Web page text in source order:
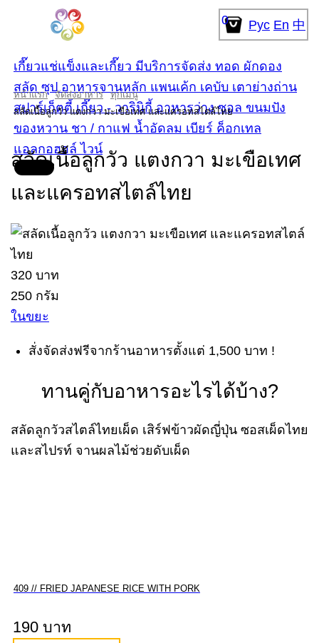
0 Рус En 中
เกี๊ยวแช่แข็งและเกี๊ยว มีบริการจัดส่ง ทอด ผักดอง
สลัด ซุปอาหารจานหลัก แพนเค้ก เคบับ เตาย่างถ่าน
สปาร์เก็ตตี้เกี๊ยว - วารินิกี้อาหารว่างซอล ขนมปัง
ของหวาน ชา / กาแฟ น้ำอัดลม เบียร์ ค็อกเทล
แอลกอฮอล์ ไวน์
หน้าแรก จัดส่งอาหาร
ทุกเมนู
สลัดเนื้อลูกวัว แตงกวา มะเขือเทศ และแครอทสไตล์ไทย
สลัดเนื้อลูกวัว แตงกวา มะเขือเทศ
และแครอทสไตล์ไทย
320 บาท
250 กรัม
ในขยะ
สั่งจัดส่งฟรีจากร้านอาหารตั้งแต่ 1,500 บาท !
ทานคู่กับอาหารอะไรได้บ้าง?
สลัดลูกวัวสไตล์ไทยเผ็ด เสิร์ฟข้าวผัดญี่ปุ่น ซอสเผ็ดไทย
และสไปรท์ จานผลไม้ช่วยดับเผ็ด
409 // FRIED JAPANESE RICE WITH PORK
190 บาท